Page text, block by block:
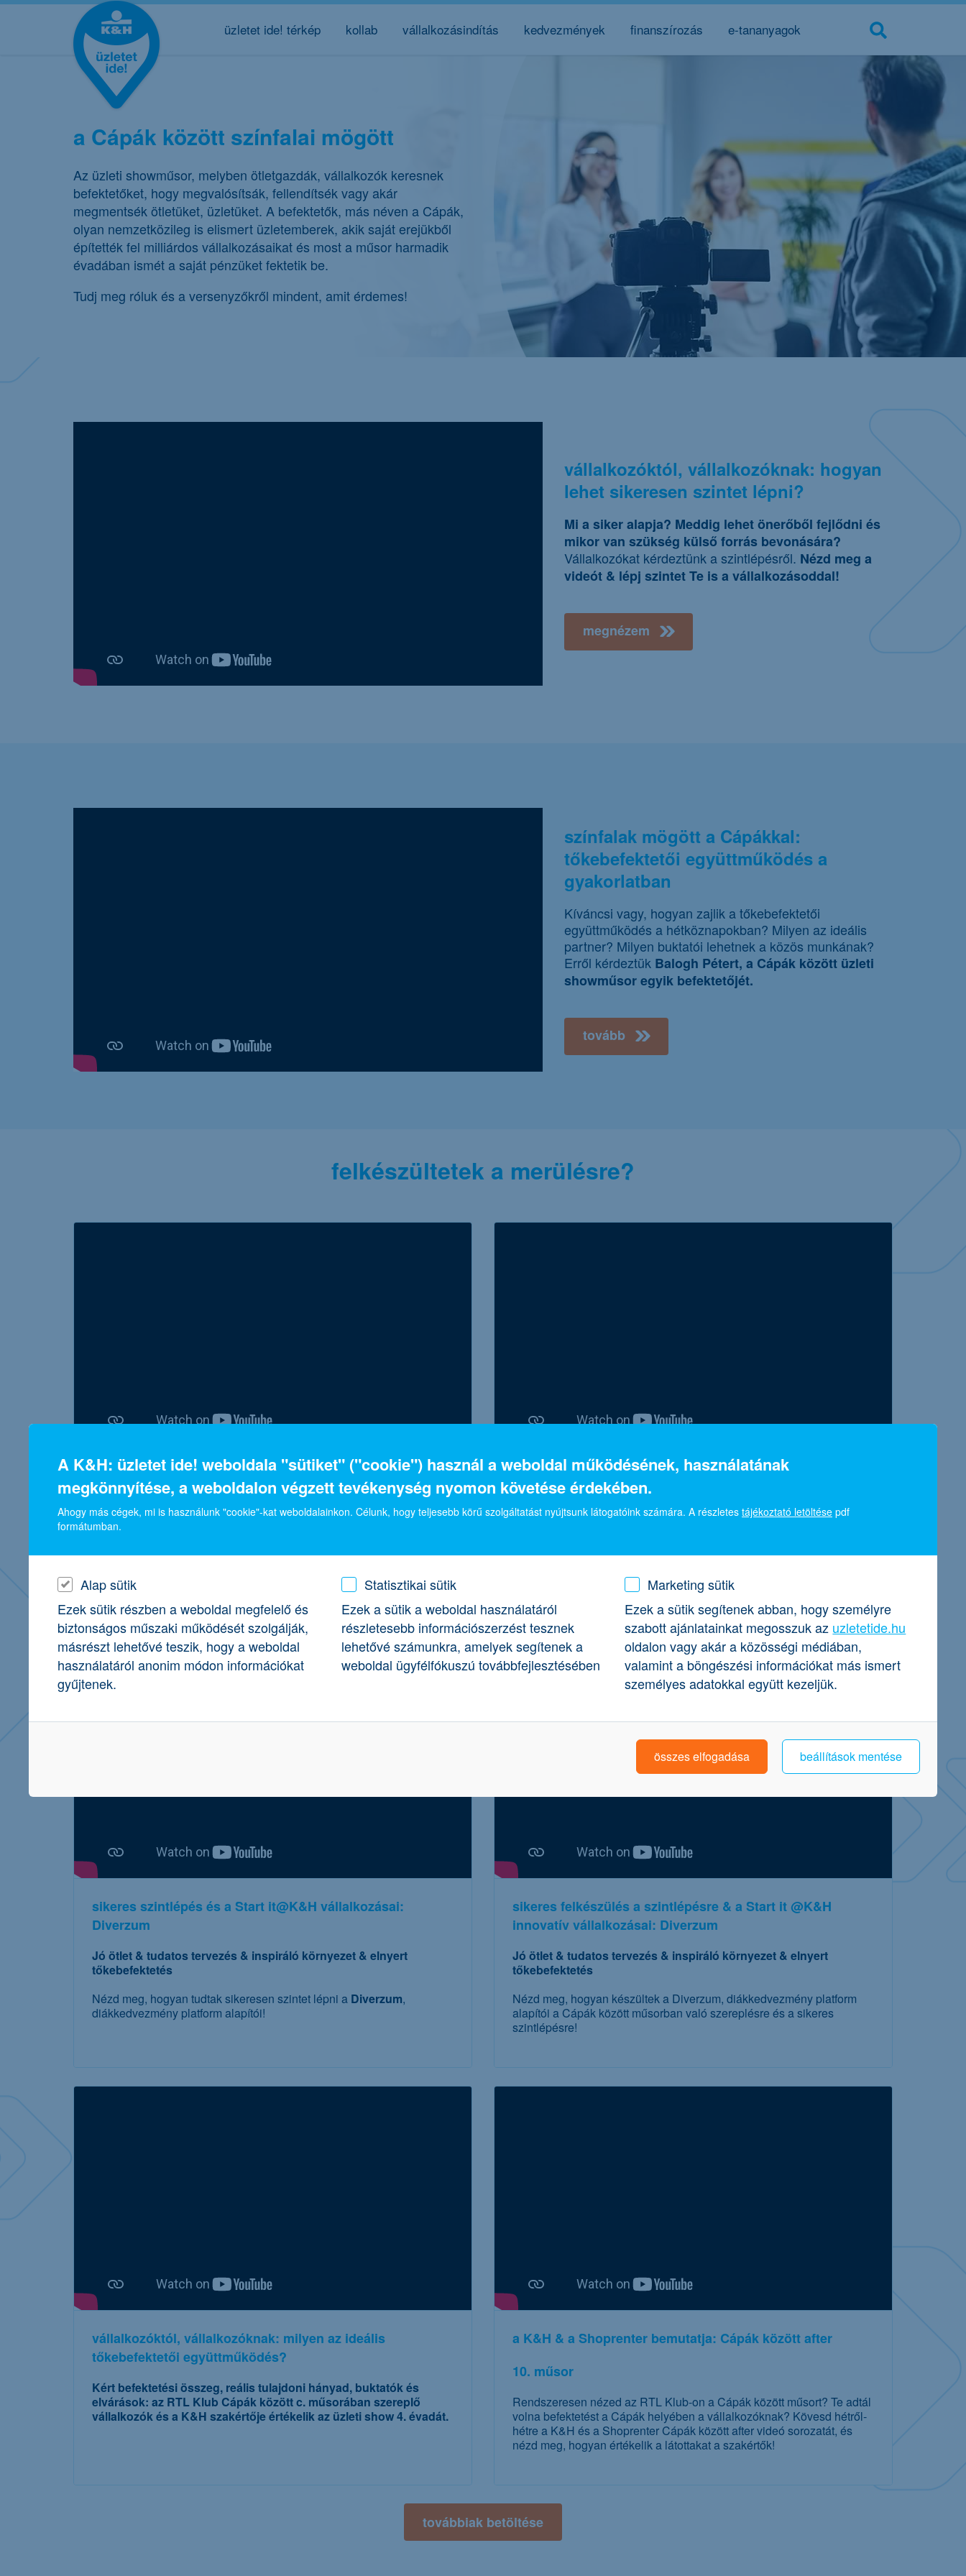
üzletet ide! térkép kollab vállalkozásindítás kedvezmények finanszírozás e-tananyagok
a Cápák között színfalai mögött
Az üzleti showműsor, melyben ötletgazdák, vállalkozók keresnek
befektetőket, hogy megvalósítsák, fellendítsék vagy akár
megmentsék ötletüket, üzletüket. A befektetők, más néven a Cápák,
olyan nemzetközileg is elismert üzletemberek, akik saját erejükből
építették fel milliárdos vállalkozásaikat és most a műsor harmadik
évadában ismét a saját pénzüket fektetik be.
Tudj meg róluk és a versenyzőkről mindent, amit érdemes!
vállalkozóktól, vállalkozóknak: hogyan
lehet sikeresen szintet lépni?
Mi a siker alapja? Meddig lehet önerőből fejlődni és
mikor van szükség külső forrás bevonására?
Vállalkozókat kérdeztünk a szintlépésről. Nézd meg a
videót & lépj szintet Te is a vállalkozásoddal!
megnézem
színfalak mögött a Cápákkal:
tőkebefektetői együttműködés a
gyakorlatban
Kíváncsi vagy, hogyan zajlik a tőkebefektetői
együttműködés a hétköznapokban? Milyen az ideális
partner? Milyen buktatói lehetnek a közös munkának?
Erről kérdeztükBalogh Pétert, a Cápák között üzleti
showműsor egyik befektetőjét.
tovább
felkészültetek a merülésre?
sikeres szintlépés és a Start it@K&H vállalkozásai:
PetWiseCare
szakértelem & mentortámogatás & elhivatottság & elnyert
alapítója!
további részletek
sikeres felkészülés a szintlépésre & a Start it @K&H
innovatív vállalkozásai: PetWiseCare
szakértelem & mentortámogatás & elhivatottság & elnyert
platfrom alapítója a Cápák között műsorban való szereplésre és a
további részletek
sikeres szintlépés és a Start it@K&H vállalkozásai:
Diverzum
Jó ötlet & tudatos tervezés & inspiráló környezet & elnyert
tőkebefektetés
Nézd meg, hogyan tudtak sikeresen szintet lépni a Diverzum,
diákkedvezmény platform alapítói!
további részletek
sikeres felkészülés a szintlépésre & a Start it @K&H
innovatív vállalkozásai: Diverzum
Jó ötlet & tudatos tervezés & inspiráló környezet & elnyert
tőkebefektetés
Nézd meg, hogyan készültek a Diverzum, diákkedvezmény platform
alapítói a Cápák között műsorban való szereplésre és a sikeres
szintlépésre!
további részletek
vállalkozóktól, vállalkozóknak: milyen az ideális
tőkebefektetői együttműködés?
Kért befektetési összeg, reális tulajdoni hányad, buktatók és
elvárások: az RTL Klub Cápák között c. műsorában szereplő
vállalkozók és a K&H szakértője értékelik az üzleti show 4. évadát.
a K&H & a Shoprenter bemutatja: Cápák között after
10. műsor
Rendszeresen nézed az RTL Klub-on a Cápák között műsort? Te adtál
volna befektetést a Cápák helyében a vállalkozóknak? Kövesd hétről-
hétre a K&H és a Shoprenter Cápák között after videó sorozatát, és
nézd meg, hogyan értékelik a látottakat a szakértők!
továbbiak betöltése
A K&H: üzletet ide! weboldala "sütiket" ("cookie") használ a weboldal működésének, használatának
megkönnyítése, a weboldalon végzett tevékenység nyomon követése érdekében.
Ahogy más cégek, mi is használunk "cookie"-kat weboldalainkon. Célunk, hogy teljesebb körű szolgáltatást nyújtsunk látogatóink számára. A részletes tájékoztató letöltése pdf
formátumban.
Alap sütik
Ezek sütik részben a weboldal megfelelő és
biztonságos műszaki működését szolgálják,
másrészt lehetővé teszik, hogy a weboldal
használatáról anonim módon információkat
gyűjtenek.
Statisztikai sütik
Ezek a sütik a weboldal használatáról
részletesebb információszerzést tesznek
lehetővé számunkra, amelyek segítenek a
weboldal ügyfélfókuszú továbbfejlesztésében
Marketing sütik
Ezek a sütik segítenek abban, hogy személyre
szabott ajánlatainkat megosszuk az uzletetide.hu
oldalon vagy akár a közösségi médiában,
valamint a böngészési információkat más ismert
személyes adatokkal együtt kezeljük.
összes elfogadása beállítások mentése